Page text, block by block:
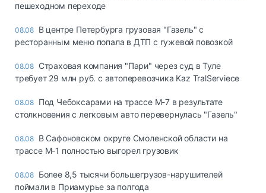
пешеходном переходе
08.08 В центре Петербурга грузовая "Газель" с
ресторанным меню попала в ДТП с гужевой повозкой
08.08 Страховая компания "Пари" через суд в Туле
требует 29 млн руб. с автоперевозчика Kaz TralServiece
08.08 Под Чебоксарами на трассе М-7 в результате
столкновения с легковым авто перевернулась "Газель"
08.08 В Сафоновском округе Смоленской области на
трассе М-1 полностью выгорел грузовик
08.08 Более 8,5 тысячи большегрузов-нарушителей
поймали в Приамурье за полгода